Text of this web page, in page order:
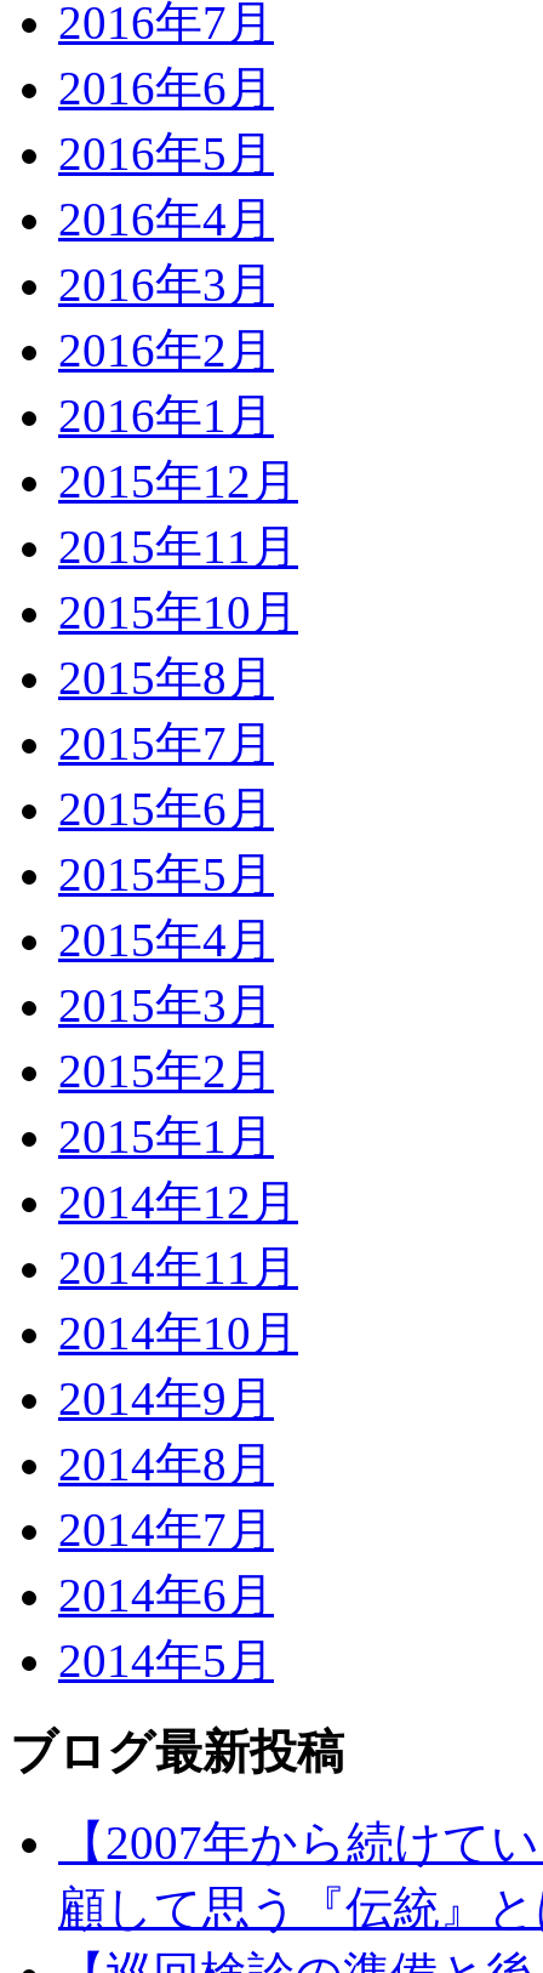
2016年7月
2016年6月
2016年5月
2016年4月
2016年3月
2016年2月
2016年1月
2015年12月
2015年11月
2015年10月
2015年8月
2015年7月
2015年6月
2015年5月
2015年4月
2015年3月
2015年2月
2015年1月
2014年12月
2014年11月
2014年10月
2014年9月
2014年8月
2014年7月
2014年6月
2014年5月
ブログ最新投稿
【2007年から続けて
顧して思う『伝統』